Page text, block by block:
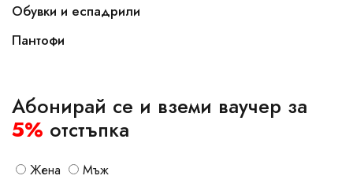
Обувки и еспадрили
Пантофи
Абонирай се и вземи ваучер за
5% отстъпка
Жена Мъж